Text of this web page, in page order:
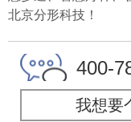
北京分形科技！
400-
我想要